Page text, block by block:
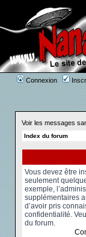
Connexion
Voir les messages
Index du forum
Vous devez être
seulement
exemple,
supplémentaires
d’avoir pris
confidentialité.
du forum.